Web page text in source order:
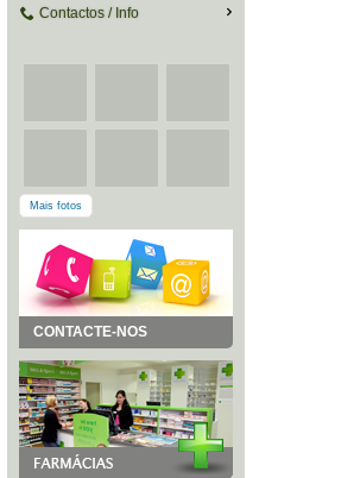
Contactos / Info
Mais fotos
CONTACTE-NOS